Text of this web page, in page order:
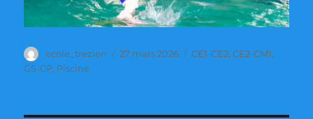
Auteur
ecole_trezien
Publié
27 mars 2026 Catégories
CE1-CE2,CE2-CM1,
GS-CP, Piscine